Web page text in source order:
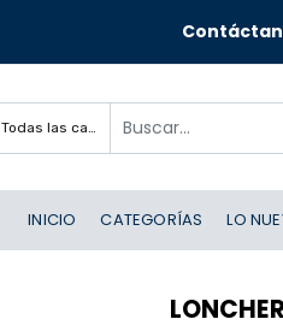
Todas las categorías
INICIO CATEGORÍAS LO